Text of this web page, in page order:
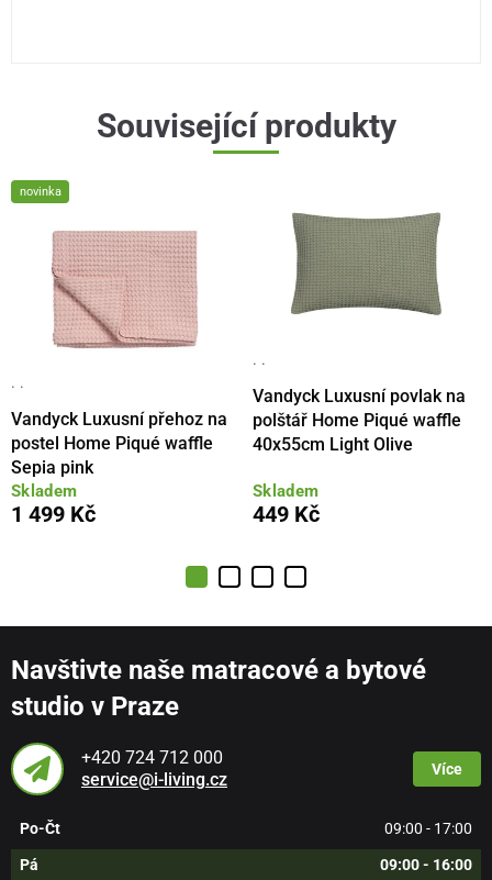
Související produkty
novinka
· ·
Vandyck Luxusní přehoz na
postel Home Piqué waffle
Sepia pink
Skladem
1 499 Kč
· ·
Vandyck Luxusní povlak na
polštář Home Piqué waffle
40x55cm Light Olive
Skladem
449 Kč
Navštivte naše matracové a bytové
studio v Praze
+420 724 712 000
service@i-living.cz
Více
Po-Čt 09:00 - 17:00
Pá 09:00 - 16:00